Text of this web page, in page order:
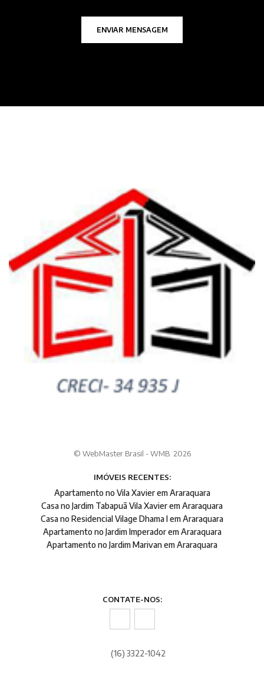
ENVIAR MENSAGEM
© WebMaster Brasil - WMB. 2026
IMÓVEIS RECENTES:
Apartamento no Vila Xavier em Araraquara
Casa no Jardim Tabapuã Vila Xavier em Araraquara
Casa no Residencial Vilage Dhama I em Araraquara
Apartamento no Jardim Imperador em Araraquara
Apartamento no Jardim Marivan em Araraquara
CONTATE-NOS:
(16) 3322-1042